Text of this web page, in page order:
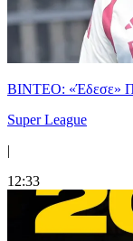
ΒΙΝΤΕΟ: «Έδεσε»
Super League
|
12:33